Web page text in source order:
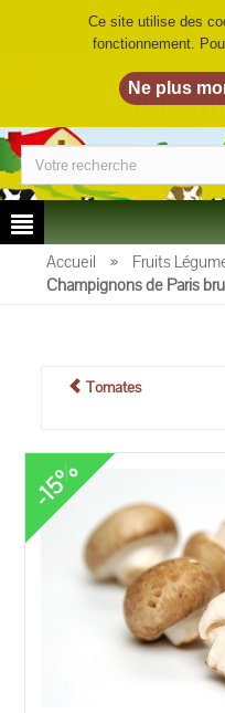
LA
Accueil » Fruits
Champignons de Paris
Tomates
-15%
Ce site utilise des
fonctionnement.